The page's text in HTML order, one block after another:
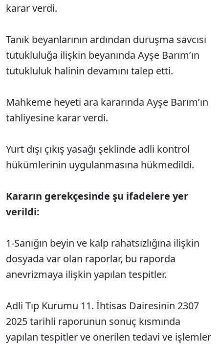
karar verdi.
Tanık beyanlarının ardından duruşma savcısı
tutukluluğa ilişkin beyanında Ayşe Barım’ın
tutukluluk halinin devamını talep etti.
Mahkeme heyeti ara kararında Ayşe Barım’ın
tahliyesine karar verdi.
Yurt dışı çıkış yasağı şeklinde adli kontrol
hükümlerinin uygulanmasına hükmedildi.
Kararın gerekçesinde şu ifadelere yer
verildi:
1-Sanığın beyin ve kalp rahatsızlığına ilişkin
dosyada var olan raporlar, bu raporda
anevrizmaya ilişkin yapılan tespitler.
Adli Tıp Kurumu 11. İhtisas Dairesinin 2307
2025 tarihli raporunun sonuç kısmında
yapılan tespitler ve önerilen tedavi ve işlemler